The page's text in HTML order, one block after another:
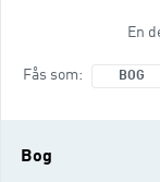
En
Fås som BOG
Bog